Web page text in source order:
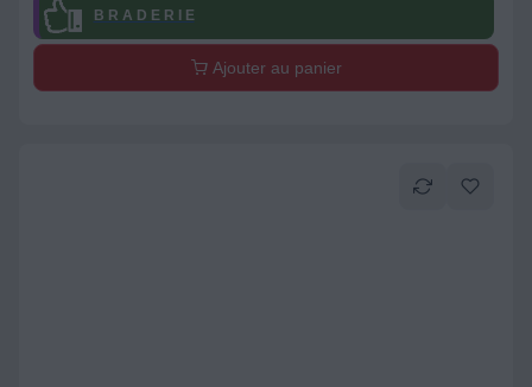
B R A D E R I E
Ajouter au panier